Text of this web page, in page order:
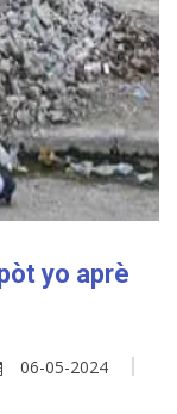
yo aprè
06-05-2024